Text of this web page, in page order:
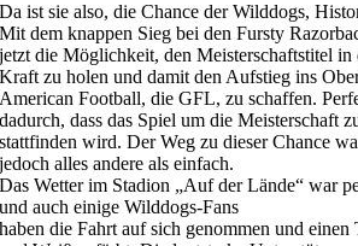
Da ist sie also, die Chance der Wilddogs,
Mit dem knappen Sieg bei den Fursty
jetzt die Möglichkeit, den Meisterschaftstitel in
Kraft zu holen und damit den Aufstieg ins
American Football, die GFL, zu schaffen.
dadurch, dass das Spiel um die Meisterschaft
stattfinden wird. Der Weg zu dieser Chance
jedoch alles andere als einfach.
Das Wetter im Stadion „Auf der Lände“ war
und auch einige Wilddogs-Fans
haben die Fahrt auf sich genommen und